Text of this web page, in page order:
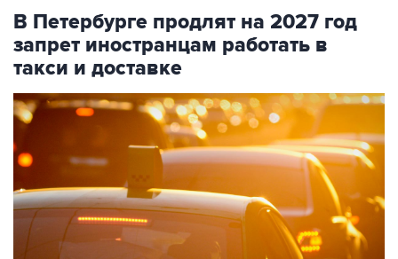
В Петербурге продлят на 2027 год
запрет иностранцам работать в
такси и доставке